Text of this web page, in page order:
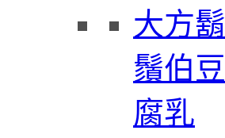
大方鬍
鬚伯豆
腐乳